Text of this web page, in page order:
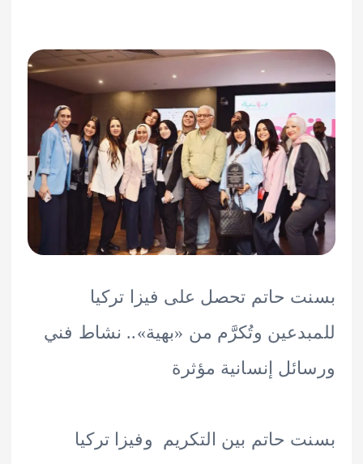
حاتم تحصل على فيزا تركيا
وتُكرَّم من «بهية».. نشاط فني
إنسانية مؤثرة
حاتم بين التكريم وفيزا تركيا